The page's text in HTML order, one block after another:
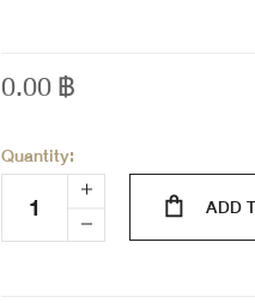
0.00฿
Quantity:
ADD